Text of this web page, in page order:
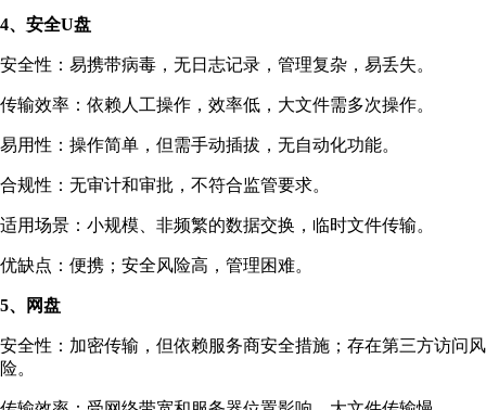
4、安全U盘
安全性：易携带病毒，无日志记录，管理复杂，易丢失。
传输效率：依赖人工操作，效率低，大文件需多次操作。
易用性：操作简单，但需手动插拔，无自动化功能。
合规性：无审计和审批，不符合监管要求。
适用场景：小规模、非频繁的数据交换，临时文件传输。
优缺点：便携；安全风险高，管理困难。
5、网盘
安全性：加密传输，但依赖服务商安全措施；存在第三方访问风
险。